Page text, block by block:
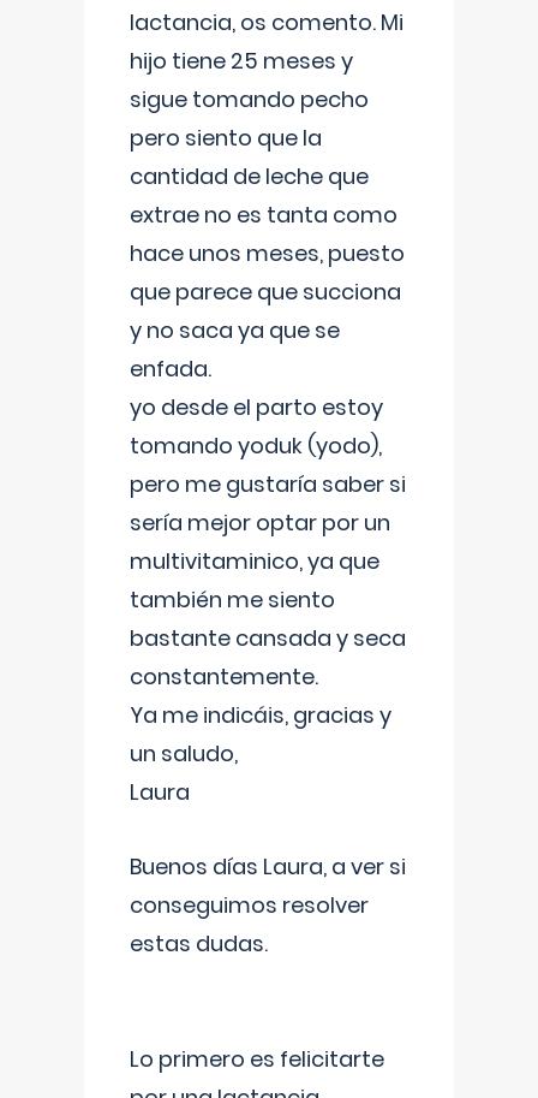
lactancia, os comento. Mi
hijo tiene 25 meses y
sigue tomando pecho
pero siento que la
cantidad de leche que
extrae no es tanta como
hace unos meses, puesto
que parece que succiona
y no saca ya que se
enfada.
yo desde el parto estoy
tomando yoduk (yodo),
pero me gustaría saber si
sería mejor optar por un
multivitaminico, ya que
también me siento
bastante cansada y seca
constantemente.
Ya me indicáis, gracias y
un saludo,
Laura
Buenos días Laura, a ver si
conseguimos resolver
estas dudas.
Lo primero es felicitarte